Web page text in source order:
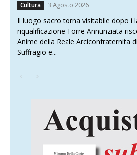
Cultura 3 Agosto 2026
Il luogo sacro torna visitabile dopo i
riqualificazione Torre Annunziata
Anime della Reale Arciconfraternita
Suffragio e...